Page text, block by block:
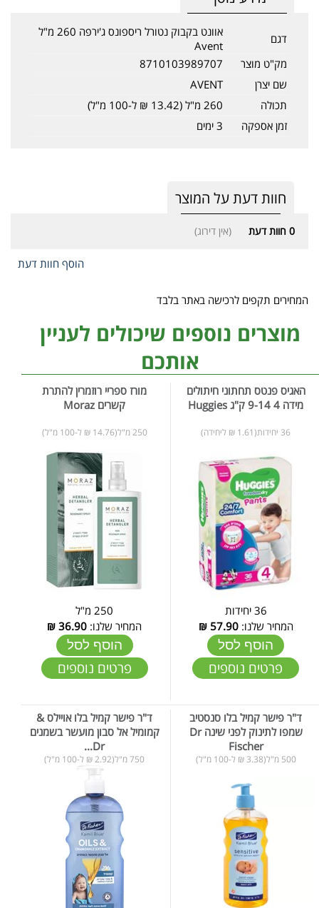
דגם
אוונט בקבוק נטורל ריספונס ג'ירפה 260 מ"ל
Avent
מק"ט מוצר
8710103989707
שם יצרן
AVENT
תכולה
260 מ"ל (13.42 ₪ ל-100 מ"ל)
זמן אספקה
3 ימים
חוות דעת על המוצר
0 חוות דעת (אין דירוג)
הוסף חוות דעת
המחירים תקפים לרכישה באתר בלבד
מוצרים נוספים שיכולים לעניין
אותכם
האגיס פנטס תחתוני חיתולים
מידה 4 9-14 ק"ג Huggies
36 יחידות(1.61 ₪ ליחידה)
36 יחידות
המחיר שלנו:57.90
₪
הוסף לסל
פרטים נוספים
מורז ספריי רוזמרין להתרת
קשרים Moraz
250 מ"ל(14.76 ₪ ל-100 מ"ל)
250 מ"ל
המחיר שלנו: 36.90
₪
הוסף לסל
פרטים נוספים
ד"ר פישר קמיל בלו סנסטיב
שמפו לתינוק לפני שינה Dr
Fischer
500 מ"ל(3.38 ₪ ל-100 מ"ל)
ד"ר פישר קמיל בלו אויילס &
קמומיל אל סבון מועשר בשמנים
Dr...
750 מ"ל(2.92 ₪ ל-100 מ"ל)